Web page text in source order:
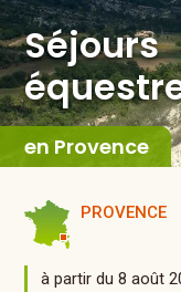
Séjours
en Provence
PROVENCE
à partir du 8 août